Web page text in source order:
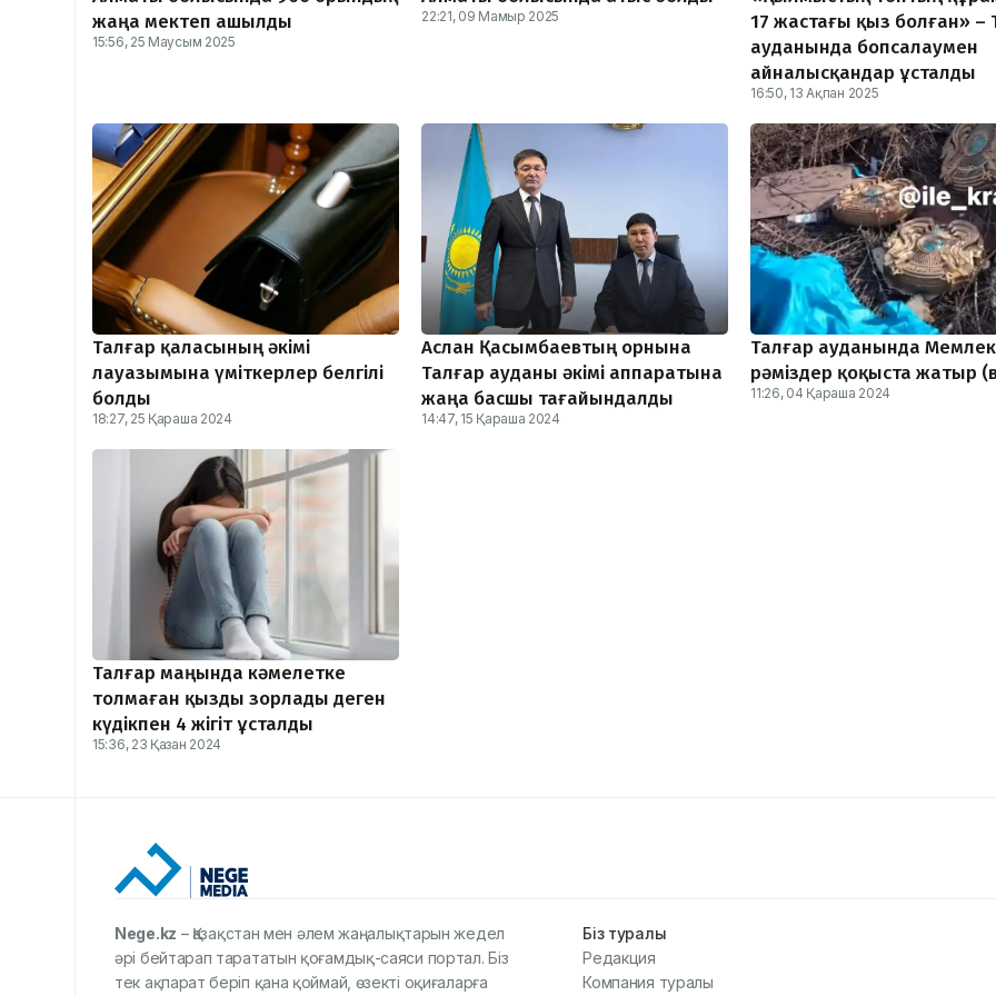
жаңа мектеп ашылды
15:56, 25 Маусым 2025
22:21, 09 Мамыр 2025
17 жастағы қыз болған» –
ауданында бопсалаумен
айналысқандар ұсталды
16:50, 13 Ақпан 2025
Талғар қаласының әкімі
лауазымына үміткерлер белгілі
болды
18:27, 25 Қараша 2024
Аслан Қасымбаевтың орнына
Талғар ауданы әкімі аппаратына
жаңа басшы тағайындалды
14:47, 15 Қараша 2024
Талғар ауданында
рәміздер қоқыста жатыр
11:26, 04 Қараша 2024
Талғар маңында кәмелетке
толмаған қызды зорлады деген
күдікпен 4 жігіт ұсталды
15:36, 23 Қазан 2024
Nege.kz – Қазақстан мен әлем жаңалықтарын жедел
әрі бейтарап тарататын қоғамдық-саяси портал. Біз
тек ақпарат беріп қана қоймай, өзекті оқиғаларға
Біз туралы
Редакция
Компания туралы